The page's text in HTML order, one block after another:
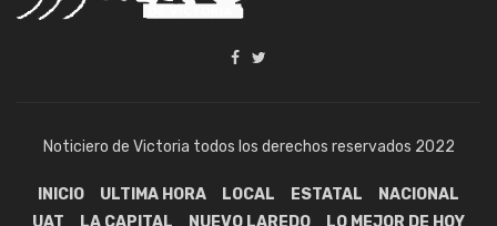
Noticiero de Victoria todos los derechos reservados 2022
INICIO ULTIMA HORA LOCAL ESTATAL
NACIONAL